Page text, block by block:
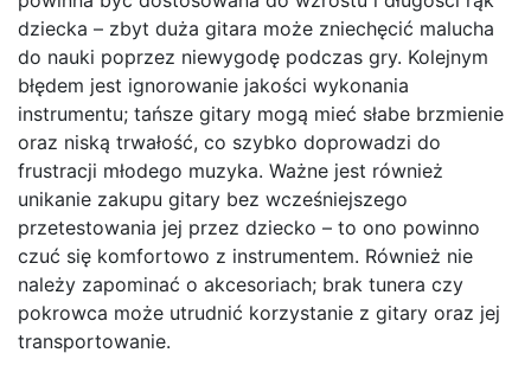
dziecka – zbyt duża gitara może zniechęcić malucha
do nauki poprzez niewygodę podczas gry. Kolejnym
błędem jest ignorowanie jakości wykonania
instrumentu; tańsze gitary mogą mieć słabe brzmienie
oraz niską trwałość, co szybko doprowadzi do
frustracji młodego muzyka. Ważne jest również
unikanie zakupu gitary bez wcześniejszego
przetestowania jej przez dziecko – to ono powinno
czuć się komfortowo z instrumentem. Również nie
należy zapominać o akcesoriach; brak tunera czy
pokrowca może utrudnić korzystanie z gitary oraz jej
transportowanie.